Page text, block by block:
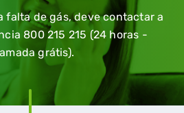
falta de gás, deve contactar a
800 215 215 (24 horas -
grátis).